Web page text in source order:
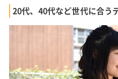
20代、40代など世代に合う